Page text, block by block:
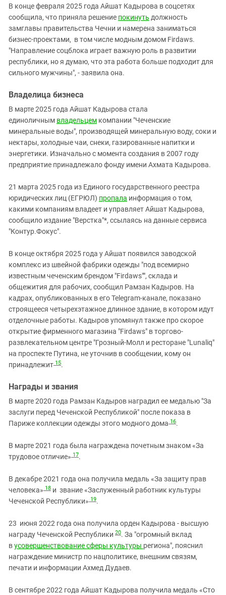
В конце февраля 2025 года Айшат Кадырова в соцсетях
сообщила, что приняла решение покинуть должность
замглавы правительства Чечни и намерена заниматься
бизнес-проектами, в том числе модным домом Firdaws.
"Направление соцблока играет важную роль в развитии
республики, но я думаю, что эта работа больше подходит для
сильного мужчины", - заявила она.
Владелица бизнеса
В марте 2025 года Айшат Кадырова стала
единоличным владельцем компании "Чеченские
минеральные воды", производящей минеральную воду, соки и
нектары, холодные чаи, снеки, газированные напитки и
энергетики. Изначально с момента создания в 2007 году
предприятие принадлежало фонду имени Ахмата Кадырова.
21 марта 2025 года из Единого государственного реестра
юридических лиц (ЕГРЮЛ) пропала информация о том,
какими компаниям владеет и управляет Айшат Кадырова,
сообщило издание "Верстка"*, ссылаясь на данные сервиса
"Контур.Фокус".
В конце октября 2025 года у Айшат появился заводской
комплекс из швейной фабрики одежды "под всемирно
известным чеченским брендом "Firdaws"", склада и
общежития для рабочих, сообщил Рамзан Кадыров. На
кадрах, опубликованных в его Telegram-канале, показано
строящееся четырехэтажное длинное здание, в котором идут
отделочные работы. Кадыров упомянул также про скорое
открытие фирменного магазина "Firdaws" в торгово-
развлекательном центре "Грозный-Молл и ресторане "Lunaliq"
на проспекте Путина, не уточнив в сообщении, кому он
принадлежит 15.
Награды и звания
В марте 2020 года Рамзан Кадыров наградил ее медалью "За
заслуги перед Чеченской Республикой" после показа в
Париже коллекции одежды этого модного дома 16.
В марте 2021 года была награждена почетным знаком «За
трудовое отличие» 17.
В декабре 2021 года она получила медаль «За защиту прав
человека» 18 и звание «Заслуженный работник культуры
Чеченской Республики» 19.
23 июня 2022 года она получила орден Кадырова - высшую
награду Чеченской Республики 20. За "огромный вклад
вусовершенствование сферы культуры региона", пояснил
награждение министр по нацполитике, внешним связям,
печати и информации Ахмед Дудаев.
В сентябре 2022 года Айшат Кадырова получила медаль «Сто